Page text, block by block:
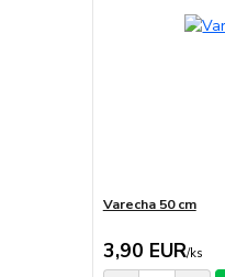
Varecha 50 cm
3,90 EUR/ks